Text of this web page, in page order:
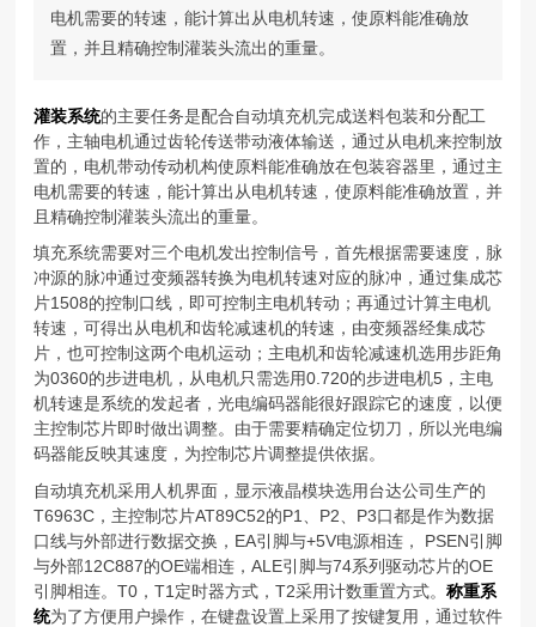
电机需要的转速，能计算出从电机转速，使原料能准确放
置，并且精确控制灌装头流出的重量。
灌装系统的主要任务是配合自动填充机完成送料包装和分配工
作，主轴电机通过齿轮传送带动液体输送，通过从电机来控制放
置的，电机带动传动机构使原料能准确放在包装容器里，通过主
电机需要的转速，能计算出从电机转速，使原料能准确放置，并
且精确控制灌装头流出的重量。
填充系统需要对三个电机发出控制信号，首先根据需要速度，脉
冲源的脉冲通过变频器转换为电机转速对应的脉冲，通过集成芯
片1508的控制口线，即可控制主电机转动；再通过计算主电机
转速，可得出从电机和齿轮减速机的转速，由变频器经集成芯
片，也可控制这两个电机运动；主电机和齿轮减速机选用步距角
为0360的步进电机，从电机只需选用0.720的步进电机5，主电
机转速是系统的发起者，光电编码器能很好跟踪它的速度，以便
主控制芯片即时做出调整。由于需要精确定位切刀，所以光电编
码器能反映其速度，为控制芯片调整提供依据。
自动填充机采用人机界面，显示液晶模块选用台达公司生产的
T6963C，主控制芯片AT89C52的P1、P2、P3口都是作为数据
口线与外部进行数据交换，EA引脚与+5V电源相连， PSEN引脚
与外部12C887的OE端相连，ALE引脚与74系列驱动芯片的OE
引脚相连。T0，T1定时器方式，T2采用计数重置方式。 称重系
统为了方便用户操作，在键盘设置上采用了按键复用，通过软件